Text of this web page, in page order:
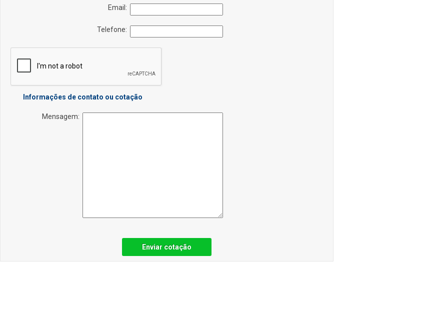
Email:
Telefone:
Informações de contato ou cotação
Mensagem:
Enviar cotação